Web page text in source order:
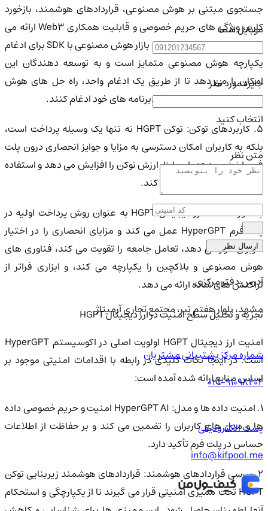
جستجوی مبتنی بر هوش مصنوعی، قراردادهای هوشمند، بازخورد
کاربر، ویژگی های حریم خصوصی و قابلیت همکاری Web3 ارائه می
دهد. این بازار به عنوان اولین بازار هوش مصنوعی با SDK برای ادغام
یکپارچه هوش مصنوعی متمایز است و به توسعه دهندگان این
امکان را می دهد تا از طریق یک ادغام واحد، راه حل های هوش
مصنوعی مختلف را با dApps/برنامه های خود ادغام کنند.
5. کاربردهای توکن: توکن HGPT نه تنها یک وسیله پرداخت است،
بلکه به کاربران امکان دسترسی به مزایا و جوایز انحصاری درون پلت
فرم را نیز می دهد. این ابزار ارزش توکن را افزایش می دهد و استفاده
از آن را در جامعه تشویق می کند.
به طور خلاصه، ارز دیجیتال HGPT به عنوان روش پرداخت اولیه در
پلت فرم HyperGPT عمل می کند و مزایای انحصاری را در اختیار
کاربران قرار می دهد، تعامل جامعه را تقویت می کند، فناوری های
هوش مصنوعی و بلاکچین را یکپارچه می کند، و ابزاری فراتر از
تراکنش های ساده ارائه می دهد.
تجزیه و تحلیل سطح امنیت در ارز دیجیتال HGPT
امنیت ارز دیجیتال HGPT اولویت اصلی در اکوسیستم HyperGPT
است. در اینجا نکات کلیدی در رابطه با اقدامات امنیتی موجود بر
اساس منابع ارائه شده آمده است:
1. امنیت داده ها و مدل: HyperGPT AI امنیت و حریم خصوصی داده
ها و مدل های کاربران را تضمین می کند و بر حفاظت از اطلاعات
حساس در پلت فرم تأکید دارد.
2. بررسی قراردادهای هوشمند: قراردادهای هوشمند زیربنایی توکن
HGPT تحت ممیزی امنیتی قرار می گیرند تا از یکپارچگی و استحکام
موبایل شما
جایزه مورد نظر
انتخاب کنید
متن نظر
ارسال نظر
آدرس دفتر مرکزی
مشهد، بلوار هفتم تیر، مجتمع تجاری آرمیتاژ
شماره مرکز پشتیبانی مشتریان
021-91098404
پست الکترونیکی
info@kifpool.me